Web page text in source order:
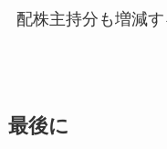
配株主持分も増減す
最後に